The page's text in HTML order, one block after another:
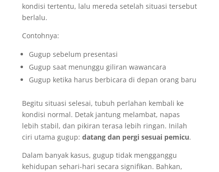
kondisi tertentu, lalu mereda setelah situasi tersebut
berlalu.
Contohnya:
Gugup sebelum presentasi
Gugup saat menunggu giliran wawancara
Gugup ketika harus berbicara di depan orang baru
Begitu situasi selesai, tubuh perlahan kembali ke
kondisi normal. Detak jantung melambat, napas
lebih stabil, dan pikiran terasa lebih ringan. Inilah
ciri utama gugup: datang dan pergi sesuai pemicu.
Dalam banyak kasus, gugup tidak mengganggu
kehidupan sehari-hari secara signifikan. Bahkan,